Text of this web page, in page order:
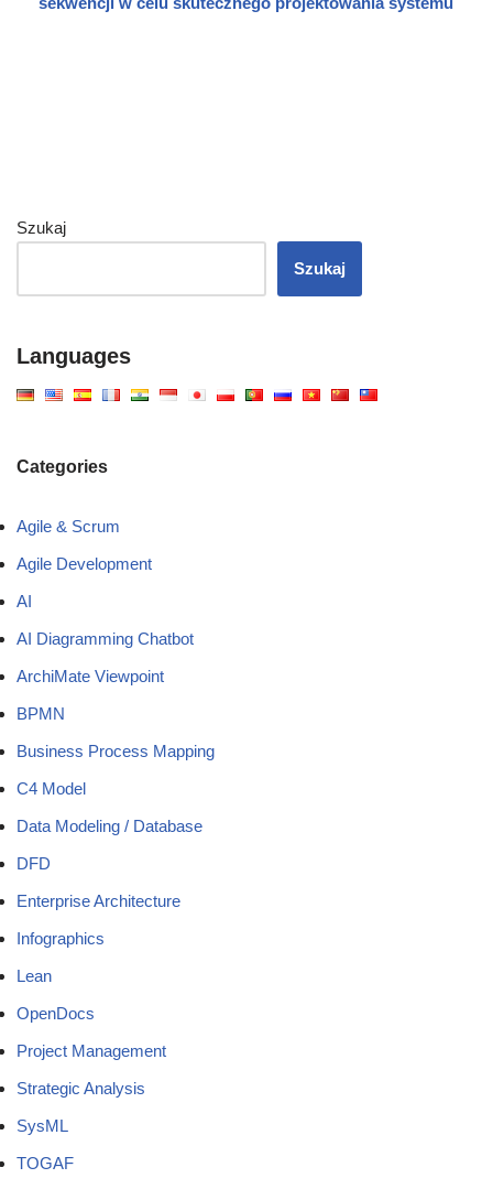
Szukaj
Szukaj
Languages
Categories
Agile & Scrum
Agile Development
AI
AI Diagramming Chatbot
ArchiMate Viewpoint
BPMN
Business Process Mapping
C4 Model
Data Modeling / Database
DFD
Enterprise Architecture
Infographics
Lean
OpenDocs
Project Management
Strategic Analysis
SysML
TOGAF